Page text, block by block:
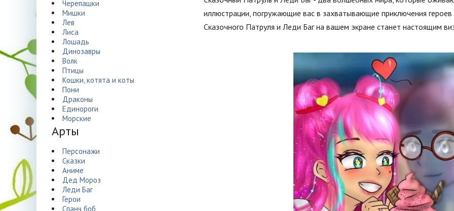
иллюстрации, погружающие вас в захватывающие приключения
Сказочного Патруля и Леди Баг на вашем экране станет настоящим
Черепашки
Мишки
Лев
Лиса
Лошадь
Динозавры
Волк
Птицы
Кошки, котята и коты
Пони
Драконы
Единороги
Морские
Арты
Персонажи
Сказки
Аниме
Дед Мороз
Леди Баг
Герои
Спанч боб